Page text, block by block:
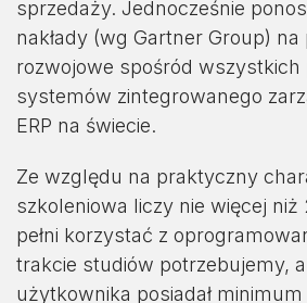
sprzedaży. Jednocześnie
nakłady (wg Gartner Group)
rozwojowe spośród
systemów zintegrowanego
ERP na świecie.
Ze względu na praktyczny
szkoleniowa liczy nie więcej
pełni korzystać z
trakcie studiów potrzebujemy,
użytkownika posiadał minimum